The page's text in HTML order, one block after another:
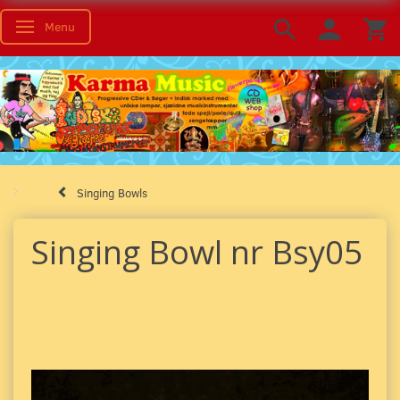
Toggle navigation
Menu
Singing Bowls
Singing Bowl nr Bsy05